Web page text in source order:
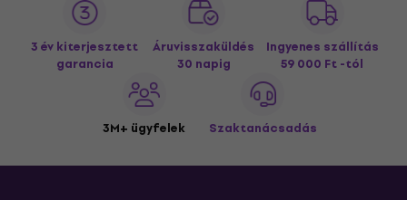
3 év kiterjesztett
garancia
Áruvisszaküldés
30 napig
Ingyenes szállítás
59 000 Ft -tól
3M+ ügyfelek Szaktanácsadás